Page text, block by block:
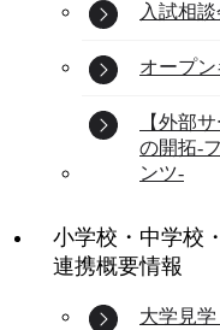
入試相談
オープ
【外部
の開拓-
ンツ-
小学校・中学校
連携概要情報
大学見